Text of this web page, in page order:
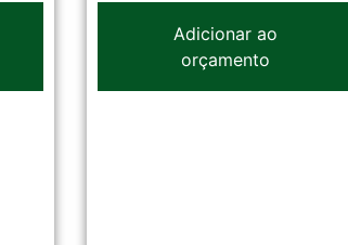
Adicionar ao
orçamento